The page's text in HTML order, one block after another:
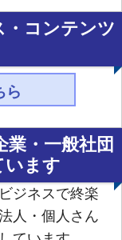
・コンテンツ
ら
・一般社団
います
ジネスで終楽
人・個人さん